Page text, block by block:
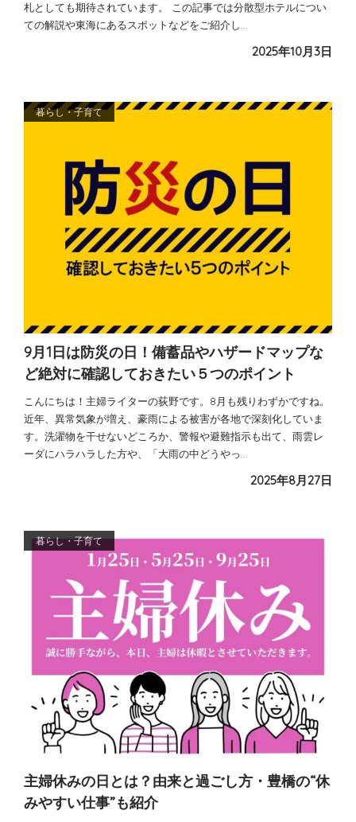
札としても期待されています。 この記事では分散型ホテルについ
ての解説や東海にあるスポットなどをご紹介し…
2025年10月3日
暮らし・子育て
9月1日は防災の日！備蓄品やハザードマップな
ど絶対に確認しておきたい５つのポイント
こんにちは！主婦ライターの荻野です。8月も残りわずかですね。
近年、異常気象が増え、豪雨による被害が各地で深刻化していま
す。洗濯物を干せないどころか、警報や避難指示も出て、雨雲レ
ーダにハラハラした方や、「大雨の中どうやっ…
2025年8月27日
暮らし・子育て
主婦休みの日とは？由来と過ごし方・豊橋の“休
みやすい仕事”も紹介